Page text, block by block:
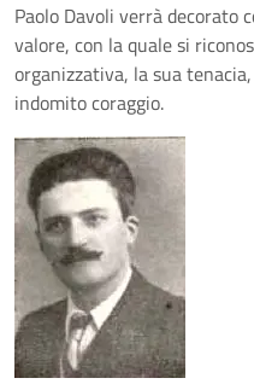
Paolo Davoli verrà decorato
valore, con la quale si
organizzativa, la sua
indomito coraggio.